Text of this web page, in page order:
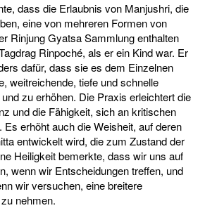
dass die Erlaubnis von Manjushri, die
eine von mehreren Formen von
Rinjung Gyatsa Sammlung enthalten
Rinpoché, als er ein Kind war. Er
dafür, dass sie es dem Einzelnen
weitreichende, tiefe und schnelle
zu erhöhen. Die Praxis erleichtert die
und die Fähigkeit, sich an kritischen
erhöht auch die Weisheit, auf deren
entwickelt wird, die zum Zustand der
Heiligkeit bemerkte, dass wir uns auf
wenn wir Entscheidungen treffen, und
wir versuchen, eine breitere
nehmen.